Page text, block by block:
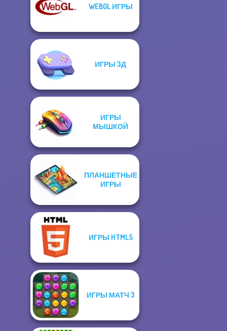
Bubble Shooter
WEBGL ИГРЫ
ИГРЫ 3Д
ИГРЫ
МЫШКОЙ
ПЛАНШЕТНЫЕ
ИГРЫ
ИГРЫ HTML5
ИГРЫ МАТЧ 3